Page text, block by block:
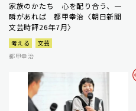
家族のかたち 心を配り合う、一
瞬があれば 都甲幸治〈朝日新聞
文芸時評26年7月〉
考える
文芸
都甲幸治